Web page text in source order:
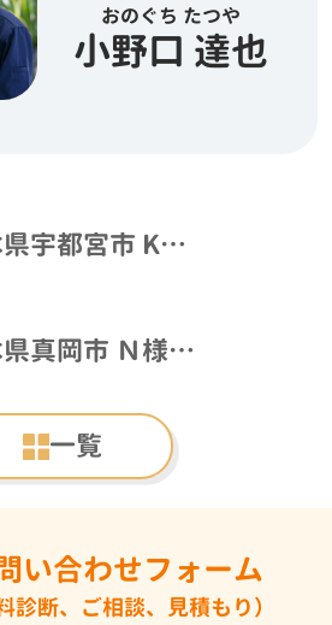
おのぐち たつや
小野口 達也
栃木県宇都宮市 K様邸 屋根カバー・外壁塗装工事
一覧
栃木県真岡市 Ｎ様邸 屋根瓦漆喰工事・外壁塗装工事
い合わせフォーム
診断、ご相談、見積もり）